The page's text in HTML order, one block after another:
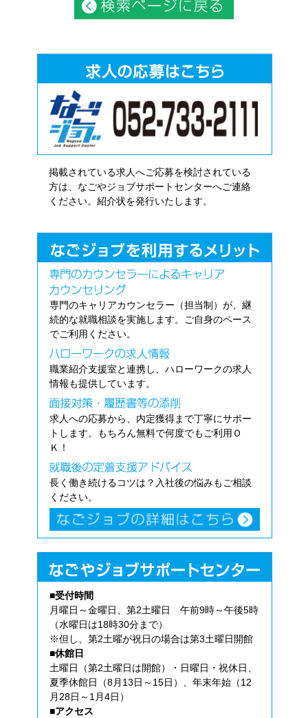
掲載されている求人へご応募を検討されている
方は、なごやジョブサポートセンターへご連絡
ください。紹介状を発行いたします。
専門のキャリアカウンセラー（担当制）が、継
続的な就職相談を実施します。ご自身のペース
でご利用ください。
職業紹介支援室と連携し、ハローワークの求人
情報も提供しています。
求人への応募から、内定獲得まで丁寧にサポー
トします。もちろん無料で何度でもご利用Ｏ
Ｋ！
長く働き続けるコツは？入社後の悩みもご相談
ください。
■受付時間
月曜日～金曜日、第2土曜日 午前9時～午後5時
（水曜日は18時30分まで）
※但し、第2土曜が祝日の場合は第3土曜日開館
■休館日
土曜日（第2土曜日は開館）・日曜日・祝休日、
夏季休館日（8月13日～15日）、年末年始（12
月28日～1月4日）
■アクセス